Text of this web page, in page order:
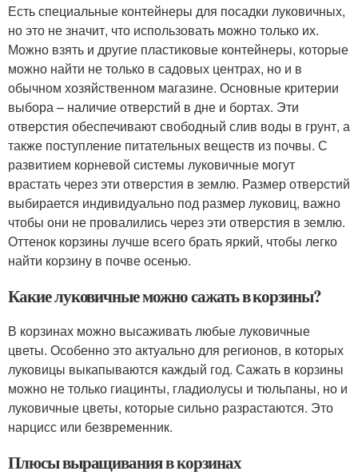
Есть специальные контейнеры для посадки луковичных,
но это не значит, что использовать можно только их.
Можно взять и другие пластиковые контейнеры, которые
можно найти не только в садовых центрах, но и в
обычном хозяйственном магазине. Основные критерии
выбора – наличие отверстий в дне и бортах. Эти
отверстия обеспечивают свободный слив воды в грунт, а
также поступление питательных веществ из почвы. С
развитием корневой системы луковичные могут
врастать через эти отверстия в землю. Размер отверстий
выбирается индивидуально под размер луковиц, важно
чтобы они не провалились через эти отверстия в землю.
Оттенок корзины лучше всего брать яркий, чтобы легко
найти корзину в почве осенью.
Какие луковичные можно сажать в корзины?
В корзинах можно высаживать любые луковичные
цветы. Особенно это актуально для регионов, в которых
луковицы выкапываются каждый год. Сажать в корзины
можно не только гиацинты, гладиолусы и тюльпаны, но и
луковичные цветы, которые сильно разрастаются. Это
нарцисс или безвременник.
Плюсы выращивания в корзинах